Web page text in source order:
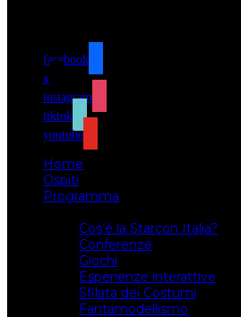
facebook
x
instagram
tiktok
youtube
Home
Ospiti
Programma
Cos’è la Starcon Italia?
Conferenze
Giochi
Esperienze interattive
Sfilata dei Costumi
Fantamodellismo